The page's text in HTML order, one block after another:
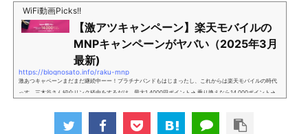
WiFi動画Picks!!
【激アツキャンペーン】楽天モバイルの
MNPキャンペーンがヤバい（2025年3月
最新)
https://blognosato.info/raku-mnp
激あつキャペーンまだまだ継続中ーー！プラチナバンドもはじまったし、これからは楽天モバイルの時代
っす。三木谷さん紹介リンク経由をするだけ。最大1,4000円ポイント→ 乗り換えなら14,000ポイント→
け」とも思えるポイントばら撒きキャンペーンを発動してきました。■キャンペーン概要三木谷社長の特